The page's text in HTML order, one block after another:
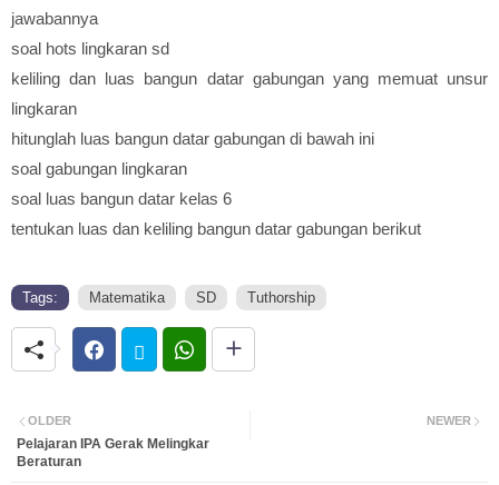
jawabannya
soal hots lingkaran sd
keliling dan luas bangun datar gabungan yang memuat unsur
lingkaran
hitunglah luas bangun datar gabungan di bawah ini
soal gabungan lingkaran
soal luas bangun datar kelas 6
tentukan luas dan keliling bangun datar gabungan berikut
Tags: Matematika SD Tuthorship
NEWER
OLDER
Pelajaran IPA Gerak Melingkar
Beraturan